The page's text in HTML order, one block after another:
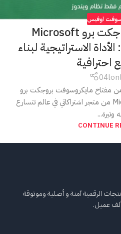
اوفيس
مايكروسوفت بروجكت برو Microsoft
Project Pro 2021: الأداة الاستراتيجية لبناء
احترافية
مفتاح مايكروسوفت بروجكت برو
Microsoft Project Pro 2021 من متجر اشتراكاتي في عالم تتسارع
وتيرة...
CONTINUE
الرقمية آمنة و أصلية وموثوقة